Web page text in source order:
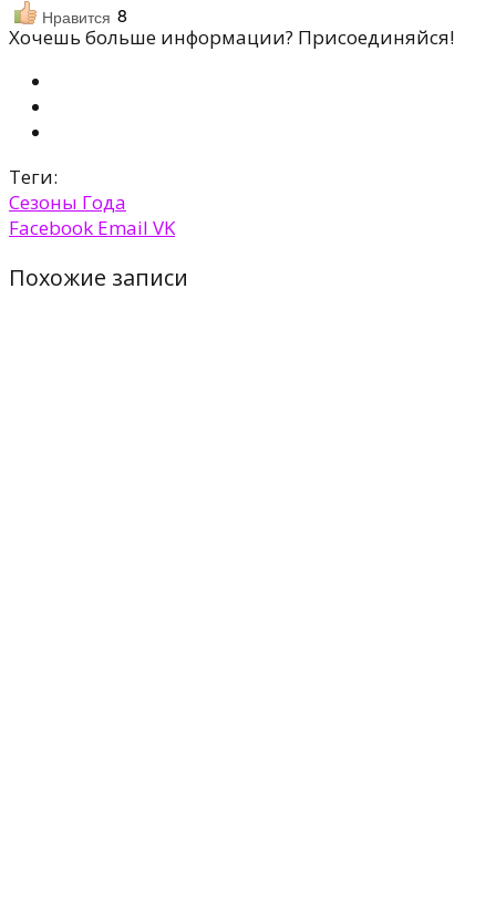
Нравится 8
Хочешь больше информации? Присоединяйся!
Теги:
Сезоны Года
Facebook Email VK
Похожие записи